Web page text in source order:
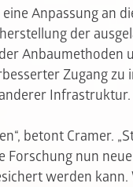
Anpassung an
der
Anbaumethoden
Zugang zu
Infrastruktur.
betont Cramer.
nun
werden kann.